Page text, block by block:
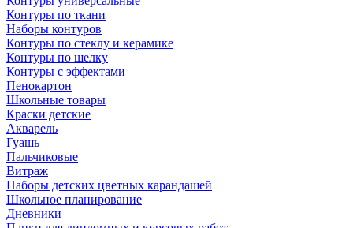
Контуры по ткани
Наборы контуров
Контуры по стеклу и керамике
Контуры по шелку
Контуры с эффектами
Пенокартон
Школьные товары
Краски детские
Акварель
Гуашь
Пальчиковые
Витраж
Наборы детских цветных карандашей
Школьное планирование
Дневники